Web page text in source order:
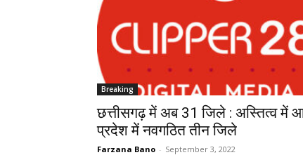
Breaking
छत्तीसगढ़ में अब 31 जिले : अस्तित्व में
प्रदेश में नवगठित तीन जिले
Farzana Bano - September 3, 2022